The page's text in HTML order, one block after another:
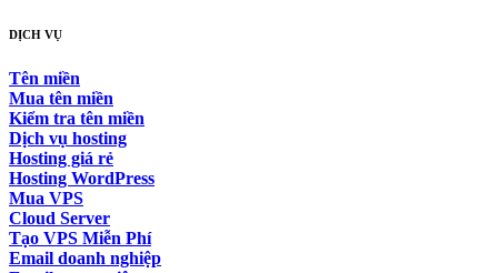
DỊCH VỤ
Tên miền
Mua tên miền
Kiểm tra tên miền
Dịch vụ hosting
Hosting giá rẻ
Hosting WordPress
Mua VPS
Cloud Server
Tạo VPS Miễn Phí
Email doanh nghiệp